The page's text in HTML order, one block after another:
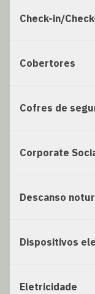
Check-in/
Cobertores
Cofres de
Corporate
Descanso
Dispositivos
Eletricidade